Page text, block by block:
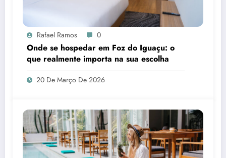
Rafael Ramos 0
Onde se hospedar em Foz do Iguaçu: o
que realmente importa na sua escolha
20 De Março De 2026